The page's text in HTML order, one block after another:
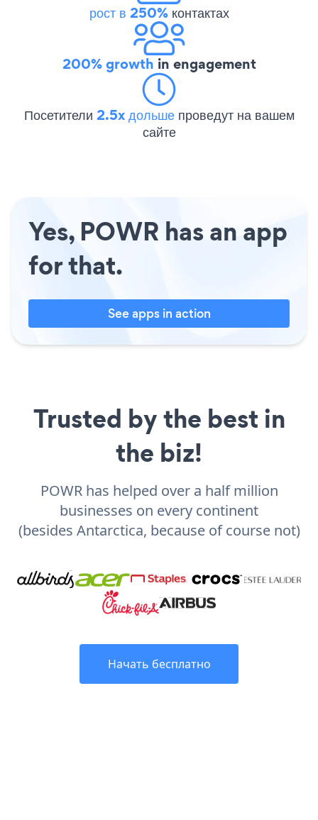
рост в 250%контактах
200% growth in engagement
Посетители 2.5x дольше проведут на вашем
сайте
Yes, POWR has an app
for that.
See apps in action
Trusted by the best in
the biz!
POWR has helped over a half million
businesses on every continent
(besides Antarctica, because of course not)
Начать бесплатно